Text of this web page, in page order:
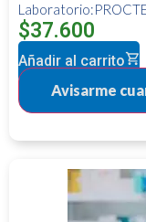
$37.600
Añadir al carrito